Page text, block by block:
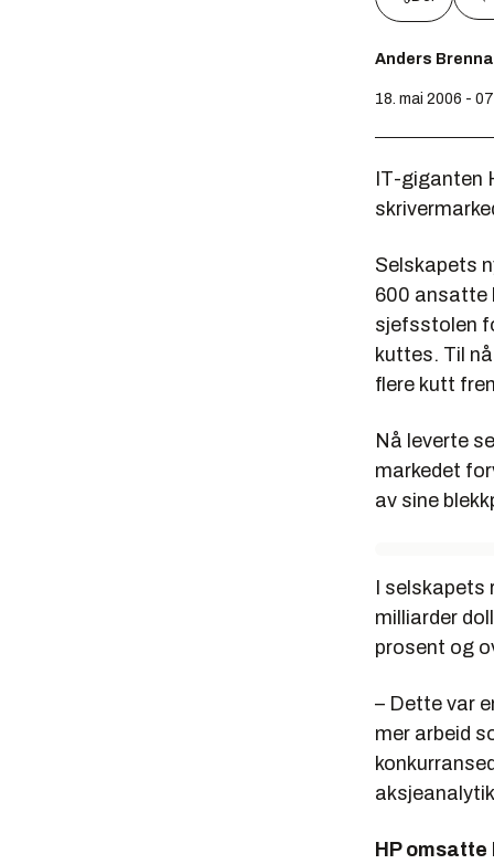
Anders Brenna
18. mai 2006 -
IT-giganten
Selskapets
600 ansatte
sjefsstolen
kuttes. Til
flere kutt
Nå leverte
markedet
av sine
I
milliarder
prosent og
– Dette var
mer arbeid
HP